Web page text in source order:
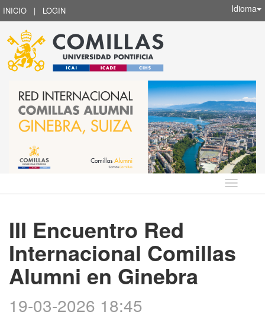
INICIO | LOGIN Idioma
Idioma
III Encuentro Red
Internacional Comillas
Alumni en Ginebra
19-03-2026 18:45